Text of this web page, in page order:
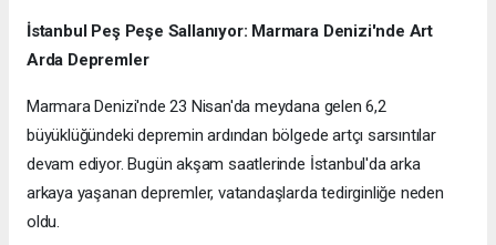
İstanbul Peş Peşe Sallanıyor: Marmara Denizi'nde Art
Arda Depremler
Marmara Denizi'nde 23 Nisan'da meydana gelen 6,2
büyüklüğündeki depremin ardından bölgede artçı sarsıntılar
devam ediyor. Bugün akşam saatlerinde İstanbul'da arka
arkaya yaşanan depremler, vatandaşlarda tedirginliğe neden
oldu.